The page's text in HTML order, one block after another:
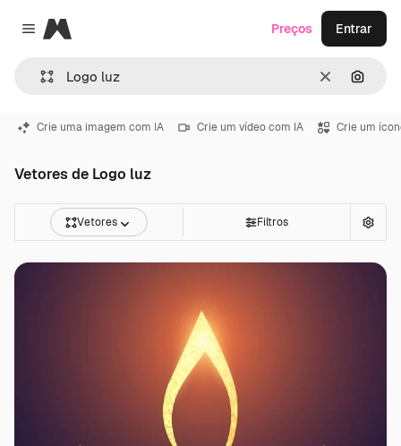
Close menu
Magnific
Limpar
Preços Entrar
Crie uma imagem com IA Crie um vídeo com IA Crie um
Vetores de Logo luz
Vetores Filtros